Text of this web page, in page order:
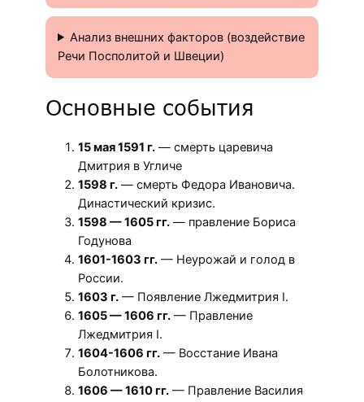
Анализ внешних факторов (воздействие
Речи Посполитой и Швеции)
Основные события
15 мая 1591 г. — смерть царевича
Дмитрия в Угличе
1598 г. — смерть Федора Ивановича.
Династический кризис.
1598 — 1605 гг. — правление Бориса
Годунова
1601-1603 гг. — Неурожай и голод в
России.
1603 г. — Появление Лжедмитрия I.
1605 — 1606 гг. — Правление
Лжедмитрия I.
1604-1606 гг. — Восстание Ивана
Болотникова.
1606 — 1610 гг. — Правление Василия